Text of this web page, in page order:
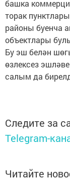
башка
торак
районы буенча
объектлары
Бу эш белән
өзлексез
салым да
Следите за
Telegram-
Читайте